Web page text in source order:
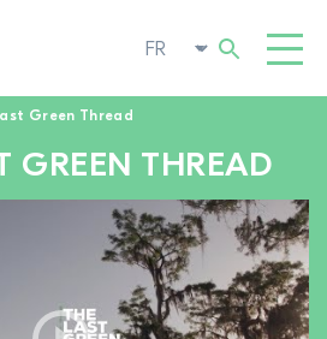
Green Thread
GREEN THREAD